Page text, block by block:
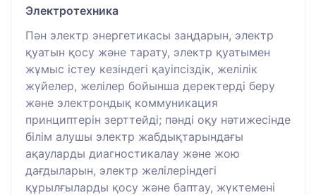
Электротехника
Пән электр энергетикасы заңдарын, электр
қуатын қосу және тарату, электр қуатымен
жұмыс істеу кезіндегі қауіпсіздік, желілік
жүйелер, желілер бойынша деректерді беру
және электрондық коммуникация
принциптерін зерттейді; пәнді оқу нәтижесінде
білім алушы электр жабдықтарындағы
ақауларды диагностикалау және жою
дағдыларын, электр желілеріндегі
құрылғыларды қосу және баптау, жүктемені